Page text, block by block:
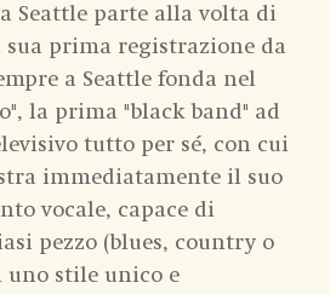
Seattle parte alla volta di
sua prima registrazione da
a Seattle fonda nel
la prima "black band" ad
tutto per sé, con cui
immediatamente il suo
vocale, capace di
pezzo (blues, country o
uno stile unico e